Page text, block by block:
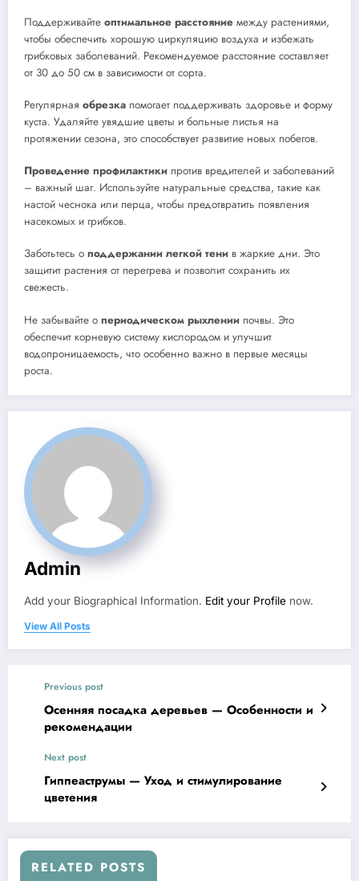
Поддерживайте оптимальное расстояние между растениями,
чтобы обеспечить хорошую циркуляцию воздуха и избежать
грибковых заболеваний. Рекомендуемое расстояние составляет
от 30 до 50 см в зависимости от сорта.
Регулярная обрезка помогает поддерживать здоровье и форму
куста. Удаляйте увядшие цветы и больные листья на
протяжении сезона, это способствует развитие новых побегов.
Проведение профилактики против вредителей и заболеваний
– важный шаг. Используйте натуральные средства, такие как
настой чеснока или перца, чтобы предотвратить появления
насекомых и грибков.
Заботьтесь о поддержании легкой тени в жаркие дни. Это
защитит растения от перегрева и позволит сохранить их
свежесть.
Не забывайте о периодическом рыхлении почвы. Это
обеспечит корневую систему кислородом и улучшит
водопроницаемость, что особенно важно в первые месяцы
роста.
Admin
Add your Biographical Information. Edit your Profile now.
View All Posts
Previous post
Осенняя посадка деревьев — Особенности и
рекомендации
Next post
Гиппеаструмы — Уход и стимулирование
цветения
RELATED POSTS